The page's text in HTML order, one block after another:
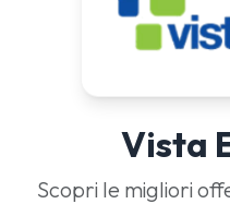
Vista
Scopri le migliori